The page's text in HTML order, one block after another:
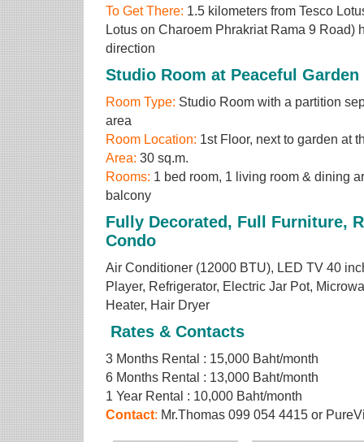
To Get There: 1.5 kilometers from Tesco
Lotus on Charoem Phrakriat Rama 9 Road)
direction
Studio Room at Peaceful Garden
Room Type: Studio Room with a partition
area
Room Location: 1st Floor, next to garden at
Area: 30 sq.m.
Rooms: 1 bed room, 1 living room & dining
balcony
Fully Decorated, Full Furniture,
Condo
Air Conditioner (12000 BTU), LED TV 40
Player, Refrigerator, Electric Jar Pot,
Heater, Hair Dryer
Rates & Contacts
3 Months Rental : 15,000 Baht/month
6 Months Rental : 13,000 Baht/month
1 Year Rental : 10,000 Baht/month
Contact: Mr.Thomas 099 054 4415 or